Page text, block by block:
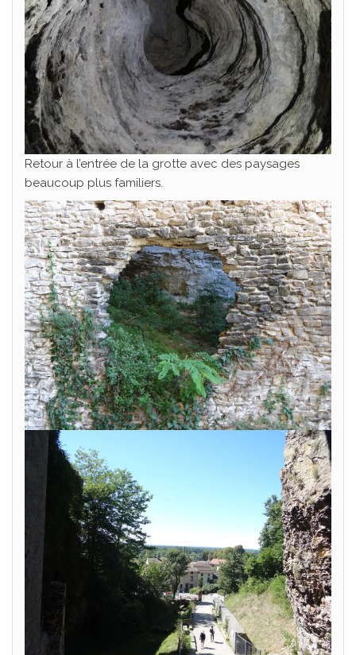
Retour à l’entrée de la grotte avec des paysages
beaucoup plus familiers.